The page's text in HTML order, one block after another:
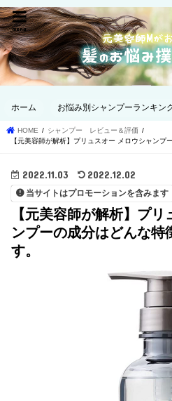
menu
ホーム お悩み別シャンプーランキン
HOME
シャンプー レビュー＆評価
【元美容師が解析】プリュスオー メロウシャンプ
2022.11.03 2022.12.02
当サイトはプロモーションを含みます
【元美容師が解析】プ
ンプーの成分はどんな特
す。